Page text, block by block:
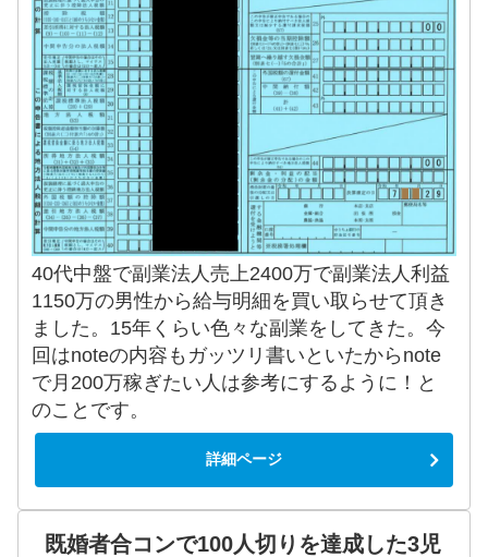
40代中盤で副業法人売上2400万で副業法人利益
1150万の男性から給与明細を買い取らせて頂き
ました。15年くらい色々な副業をしてきた。今
回はnoteの内容もガッツリ書いといたからnote
で月200万稼ぎたい人は参考にするように！と
のことです。
詳細ページ
既婚者合コンで100人切りを達成した3児